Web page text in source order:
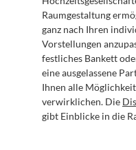
Raumgestaltung
ganz nach Ihren
Vorstellungen
festliches Bankett
eine ausgelassene
Ihnen alle
verwirklichen. Die
gibt Einblicke in die